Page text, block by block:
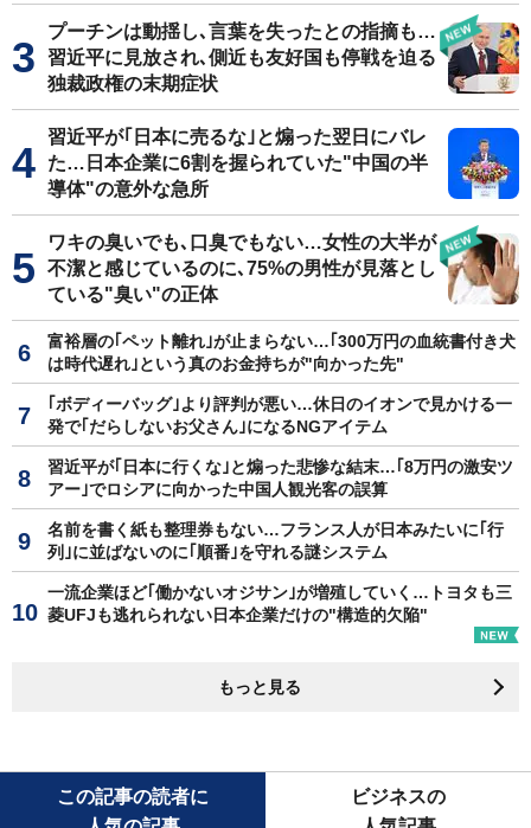
プーチンは動揺し､言葉を失ったとの指摘も…
習近平に見放され､側近も友好国も停戦を迫る
独裁政権の末期症状
習近平が｢日本に売るな｣と煽った翌日にバレ
た…日本企業に6割を握られていた"中国の半
導体"の意外な急所
ワキの臭いでも､口臭でもない…女性の大半が
不潔と感じているのに､75%の男性が見落とし
ている"臭い"の正体
富裕層の｢ペット離れ｣が止まらない…｢300万円の血統書付き犬
は時代遅れ｣という真のお金持ちが"向かった先"
｢ボディーバッグ｣より評判が悪い…休日のイオンで見かける一
発で｢だらしないお父さん｣になるNGアイテム
習近平が｢日本に行くな｣と煽った悲惨な結末…｢8万円の激安ツ
アー｣でロシアに向かった中国人観光客の誤算
名前を書く紙も整理券もない…フランス人が日本みたいに｢行
列｣に並ばないのに｢順番｣を守れる謎システム
一流企業ほど｢働かないオジサン｣が増殖していく…トヨタも三
菱UFJも逃れられない日本企業だけの"構造的欠陥"
もっと見る
この記事の読者に
ビジネスの